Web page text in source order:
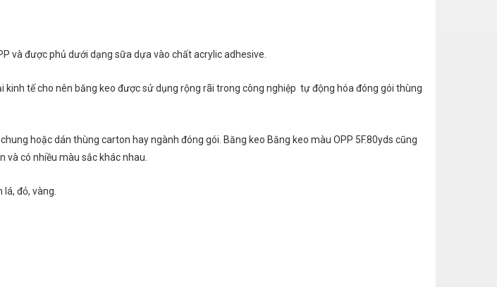
và được phủ dưới dạng sữa dựa vào chất acrylic adhesive.
tế cho nên băng keo được sử dụng rộng rãi trong công nghiệp tự động hóa đóng gói thùng
hoặc dán thùng carton hay ngành đóng gói. Băng keo Băng keo màu OPP 5F.80yds cũng
có nhiều màu sắc khác nhau.
đỏ, vàng.